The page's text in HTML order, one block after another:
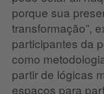
porque sua
transformação”,
participantes da
como
partir de lógicas
espaços para